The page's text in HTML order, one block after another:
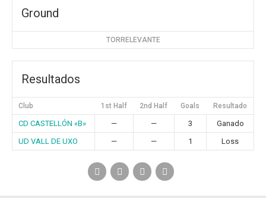
Ground
TORRELEVANTE
Resultados
Club 1st Half 2nd Half Goals Resultado
CD CASTELLÓN «B» — — 3
Ganado
UD VALL DE UXO
— — 1 Loss